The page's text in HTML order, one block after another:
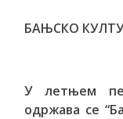
БАЊСКО
У летњем
одржава се